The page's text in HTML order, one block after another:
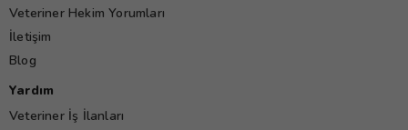
Veteriner Hekim Yorumları
İletişim
Blog
Yardım
Veteriner İş İlanları